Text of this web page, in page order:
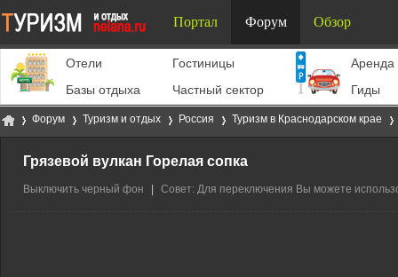
Портал Форум Обзор
Отели
Гостиницы
Базы отдыха
Частный сектор
Aренда
Гиды
Форум
›
Туризм и отдых
›
Россия
›
Туризм в Краснодарском крае
›
Грязевой вулкан Горелая сопка
Выключить черный фон Совет: Для переключения Вы можете